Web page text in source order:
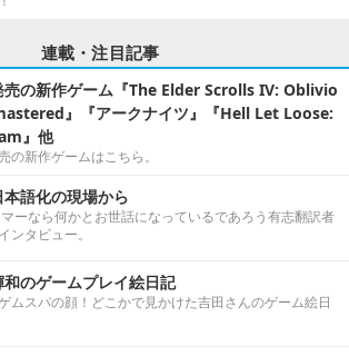
連載・注目記事
売の新作ゲーム『The Elder Scrolls IV: Oblivio
』『アークナイツ』『Hell Let Loose:
』他
の新作ゲームはこちら。
語化の現場から
ーなら何かとお世話になっているであろう有志翻訳者
ンタビュー。
和のゲームプレイ絵日記
ムスパの顔！どこかで見かけた吉田さんのゲーム絵日